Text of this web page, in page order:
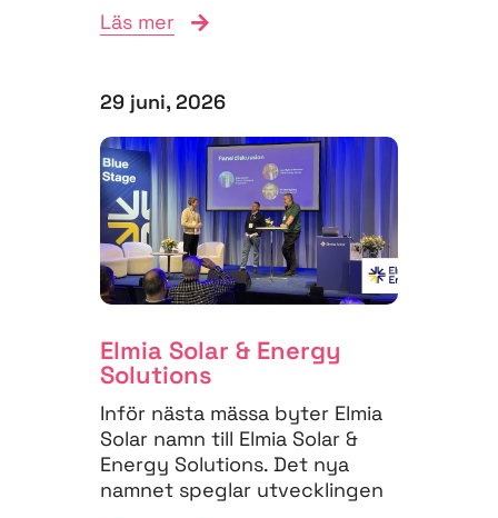
att...
Läs mer
29 juni, 2026
Elmia Solar & Energy
Solutions
Inför nästa mässa byter Elmia
Solar namn till Elmia Solar &
Energy Solutions. Det nya
namnet speglar utvecklingen